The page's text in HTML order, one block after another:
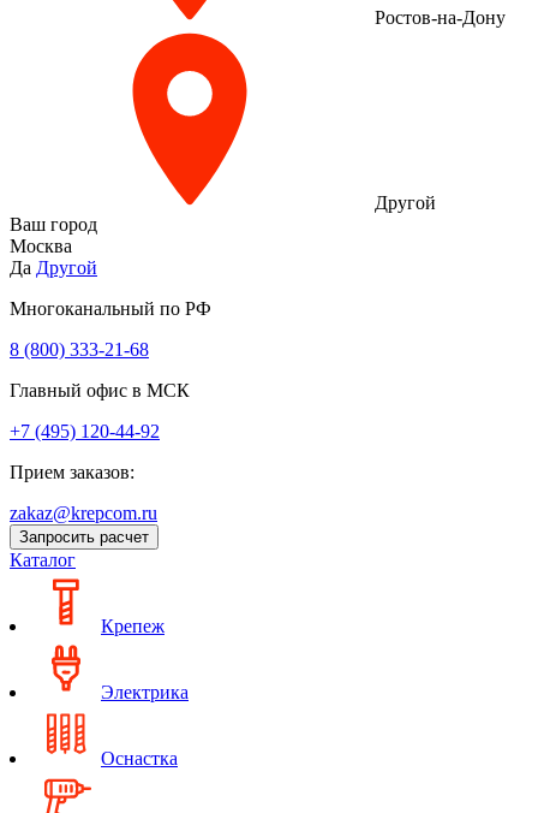
Ростов-на-Дону
Другой
Ваш город
Москва
Да Другой
Многоканальный по РФ
8 (800) 333‑21-68
Главный офис в МСК
+7 (495) 120-44-92
Прием заказов:
zakaz@krepcom.ru
Запросить расчет
Каталог
Крепеж
Электрика
Оснастка